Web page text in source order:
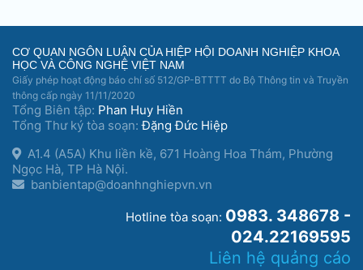
CƠ QUAN NGÔN LUẬN CỦA HIỆP HỘI DOANH NGHIỆP KHOA
HỌC VÀ CÔNG NGHỆ VIỆT NAM
Giấy phép hoạt động báo chí số 512/GP-BTTTT do Bộ Thông tin và Truyền
thông cấp ngày 11/11/2020
Tổng Biên tập: Phan Huy Hiền
Tổng Thư ký tòa soạn:Đặng Đức Hiệp
A1.4 (A5A) Khu liền kề, 671 Hoàng Hoa Thám, Phường
Ngọc Hà, TP Hà Nội.
banbientap@doanhnghiepvn.vn
Hotline tòa soạn: 0983. 348678 -
024.22169595
Liên hệ quảng cáo